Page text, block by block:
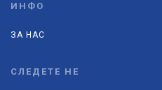
ИНФО
ЗА НАС
СЛЕДЕТЕ НЕ